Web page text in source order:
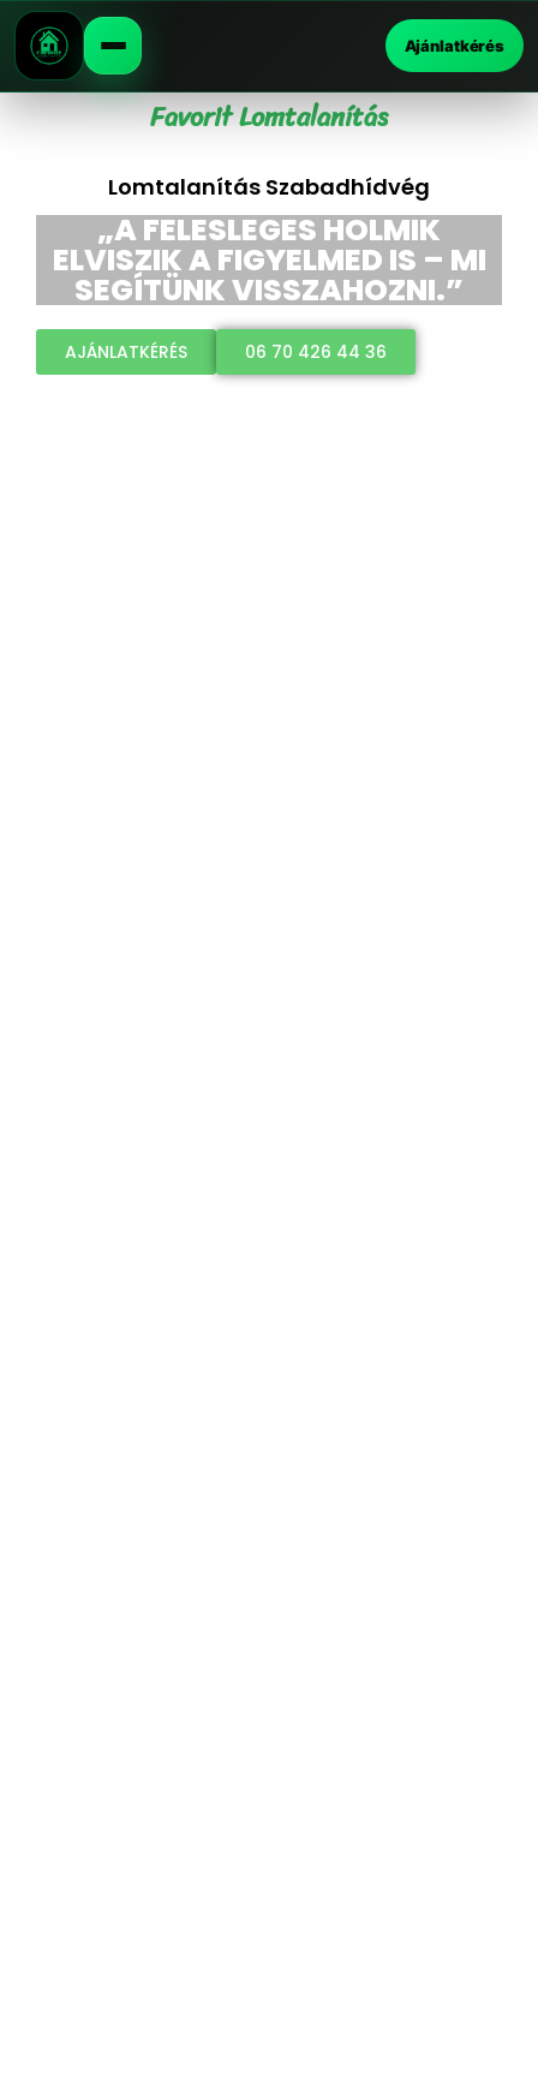
Ajánlatkérés
Favorit Lomtalanítás
Lomtalanítás Szabadhídvég
„A FELESLEGES HOLMIK
ELVISZIK A FIGYELMED IS – MI
SEGÍTÜNK VISSZAHOZNI.”
AJÁNLATKÉRÉS 06 70 426 44 36